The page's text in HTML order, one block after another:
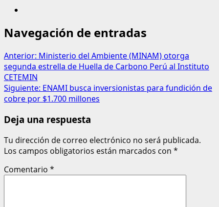
Navegación de entradas
Anterior: Ministerio del Ambiente (MINAM) otorga
segunda estrella de Huella de Carbono Perú al Instituto
CETEMIN
Siguiente: ENAMI busca inversionistas para fundición de
cobre por $1.700 millones
Deja una respuesta
Tu dirección de correo electrónico no será publicada.
Los campos obligatorios están marcados con *
Comentario *